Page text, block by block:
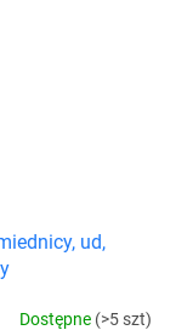
ud,
Dostępne (>5 szt)